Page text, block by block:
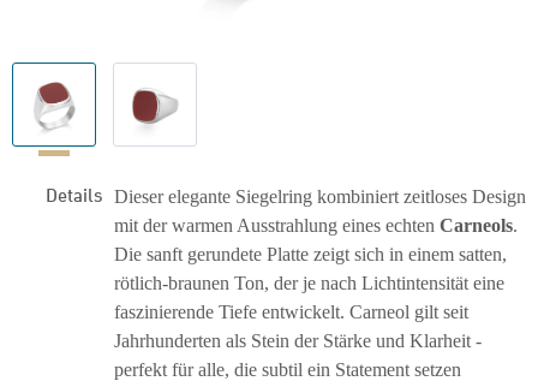
Details Dieser elegante Siegelring kombiniert zeitloses Design
mit der warmen Ausstrahlung eines echten Carneols.
Die sanft gerundete Platte zeigt sich in einem satten,
rötlich-braunen Ton, der je nach Lichtintensität eine
faszinierende Tiefe entwickelt. Carneol gilt seit
Jahrhunderten als Stein der Stärke und Klarheit -
perfekt für alle, die subtil ein Statement setzen